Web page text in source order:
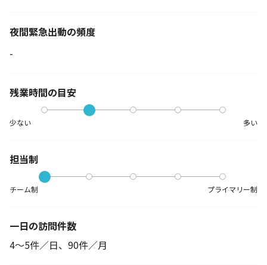
夜間緊急出動の頻度
-
残業時間の目安
少ない 多い
担当制
チーム制 プライマリー制
一日の訪問件数
4～5件／日、90件／月